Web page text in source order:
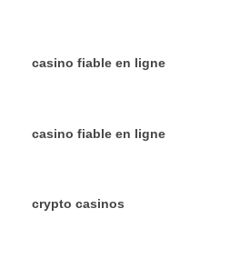
casino fiable en ligne
casino fiable en ligne
crypto casinos